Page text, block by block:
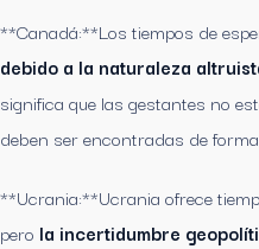
**Canadá:**Los tiempos de
debido a la naturaleza
significa que las gestantes no
deben ser encontradas de
**Ucrania:**Ucrania ofrece
pero la incertidumbre